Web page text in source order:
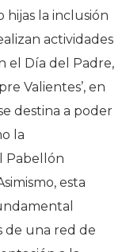
hijas la inclusión
actividades
el Día del Padre,
Valientes’, en
destina a poder
la
Pabellón
esta
de una red de